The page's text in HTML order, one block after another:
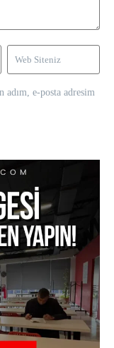
adım, e-posta adresim